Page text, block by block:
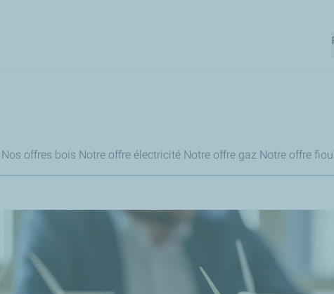
Nos offres bois Notre offre électricité Notre offre gaz Notre offre fioul